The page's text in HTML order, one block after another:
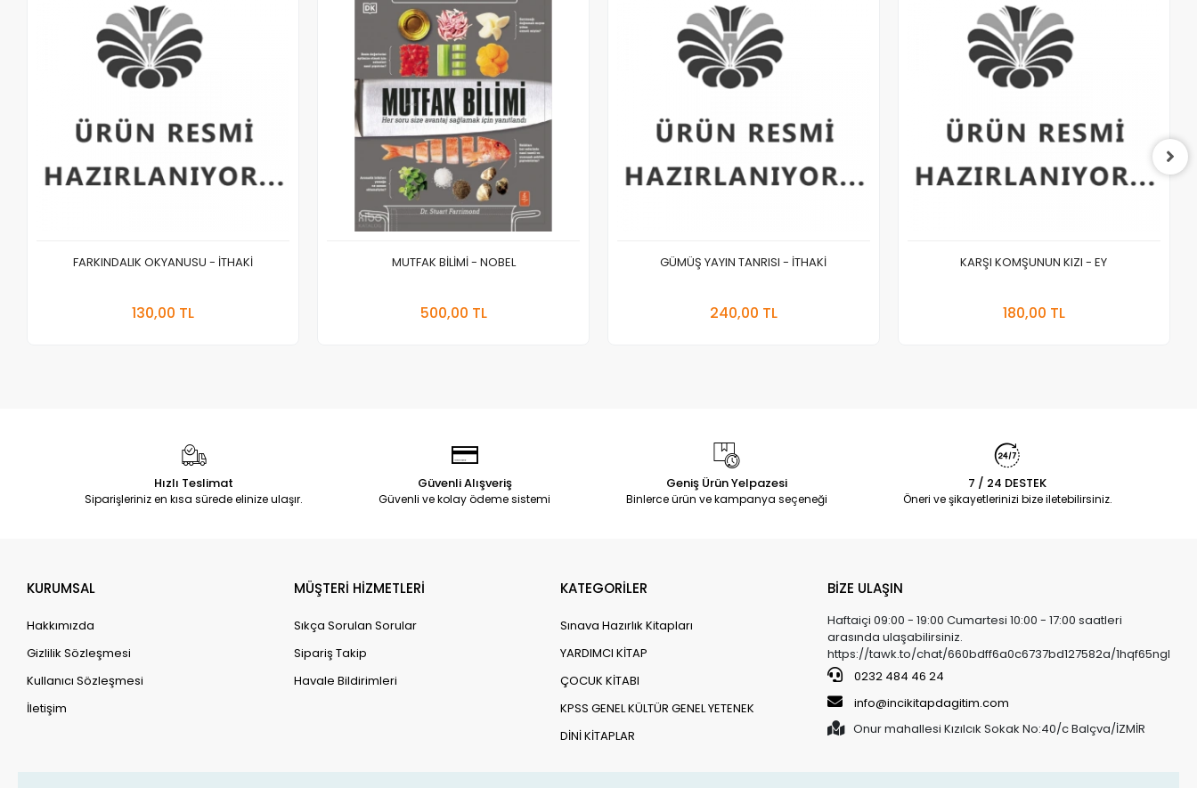
FARKINDALIK OKYANUSU - İTHAKİ
130,00 TL
MUTFAK BİLİMİ - NOBEL
500,00 TL
GÜMÜŞ YAYIN TANRISI - İTHAKİ
240,00 TL
KARŞI KOMŞUNUN KIZI - EY
180,00 TL
Hızlı Teslimat
Siparişleriniz en kısa sürede elinize ulaşır.
Güvenli Alışveriş
Güvenli ve kolay ödeme sistemi
Geniş Ürün Yelpazesi
Binlerce ürün ve kampanya seçeneği
7 / 24 DESTEK
Öneri ve şikayetlerinizi bize iletebilirsiniz.
KURUMSAL
Hakkımızda
Gizlilik Sözleşmesi
Kullanıcı Sözleşmesi
İletişim
MÜŞTERİ HİZMETLERİ
Sıkça Sorulan Sorular
Sipariş Takip
Havale Bildirimleri
KATEGORİLER
Sınava Hazırlık Kitapları
YARDIMCI KİTAP
ÇOCUK KİTABI
KPSS GENEL KÜLTÜR GENEL YETENEK
DİNİ KİTAPLAR
BİZE ULAŞIN
Haftaiçi 09:00 - 19:00 Cumartesi 10:00 - 17:00 saatleri
arasında ulaşabilirsiniz.
https://tawk.to/chat/660bdff6a0c6737bd127582a/1hqf65ngl
0232 484 46 24
info@incikitapdagitim.com
Onur mahallesi Kızılcık Sokak No:40/c Balçva/İZMİR